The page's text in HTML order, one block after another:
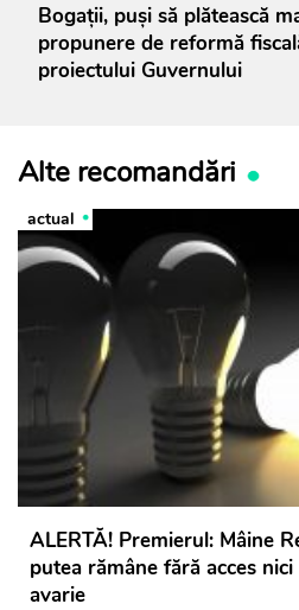
Bogații, puși să plătească
propunere de reformă
proiectului Guvernului
Alte recomandări
actual
ALERTĂ! Premierul: Mâine
putea rămâne fără acces
avarie